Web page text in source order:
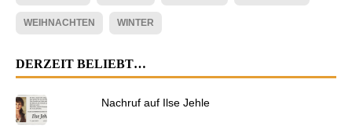
WEIHNACHTEN WINTER
DERZEIT BELIEBT…
Nachruf auf Ilse Jehle